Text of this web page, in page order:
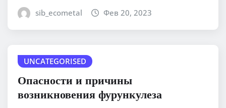
sib_ecometal Фев 20, 2023
UNCATEGORISED
Опасности и причины
возникновения фурункулеза